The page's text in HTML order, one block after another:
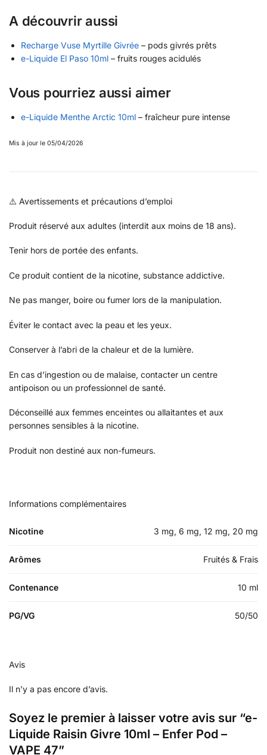
A découvrir aussi
Recharge Vuse Myrtille Givrée – pods givrés prêts
e-Liquide El Paso 10ml – fruits rouges acidulés
Vous pourriez aussi aimer
e-Liquide Menthe Arctic 10ml – fraîcheur pure intense
Mis à jour le 05/04/2026
⚠️ Avertissements et précautions d’emploi
Produit réservé aux adultes (interdit aux moins de 18 ans).
Tenir hors de portée des enfants.
Ce produit contient de la nicotine, substance addictive.
Ne pas manger, boire ou fumer lors de la manipulation.
Éviter le contact avec la peau et les yeux.
Conserver à l’abri de la chaleur et de la lumière.
En cas d’ingestion ou de malaise, contacter un centre
antipoison ou un professionnel de santé.
Déconseillé aux femmes enceintes ou allaitantes et aux
personnes sensibles à la nicotine.
Produit non destiné aux non-fumeurs.
Informations complémentaires
Nicotine 3 mg, 6 mg, 12 mg, 20 mg
Arômes Fruités & Frais
Contenance 10 ml
PG/VG 50/50
Avis
Il n’y a pas encore d’avis.
Soyez le premier à laisser votre avis sur “e-
Liquide Raisin Givre 10ml – Enfer Pod –
VAPE 47”